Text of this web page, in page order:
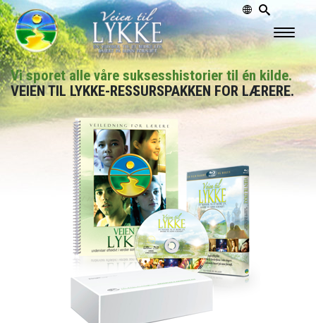
Vi sporet alle våre suksesshistorier til én kilde.
VEIEN TIL LYKKE-RESSURSPAKKEN FOR LÆRERE.